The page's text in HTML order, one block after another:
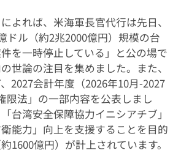
よれば、米海軍長官代行は先日、
ドル（約2兆2000億円）規模の台
を一時停止している」と公の場で
世論の注目を集めました。また、
2027会計年度（2026年10月-2027
限法」の一部内容を公表しまし
台湾安全保障協力イニシアチブ」
能力」向上を支援することを目的
1600億円）が計上されています。